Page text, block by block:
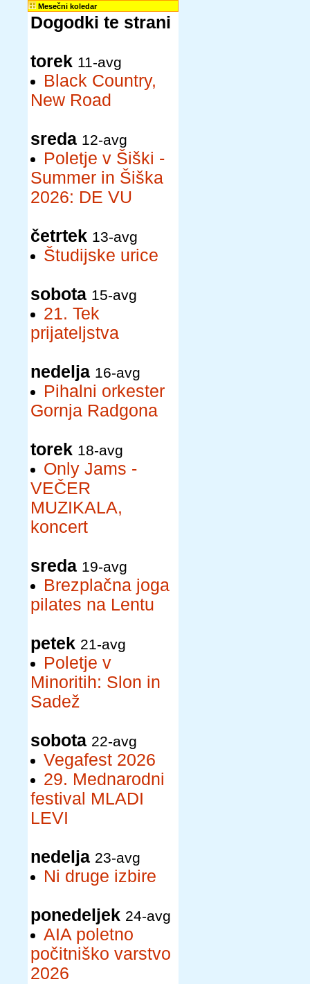
Mesečni koledar
Dogodki te strani
torek 11-avg
Black Country,
New Road
sreda 12-avg
Poletje v Šiški -
Summer in Šiška
2026: DE VU
četrtek 13-avg
Študijske urice
sobota 15-avg
21. Tek
prijateljstva
nedelja 16-avg
Pihalni orkester
Gornja Radgona
torek 18-avg
Only Jams -
VEČER
MUZIKALA,
koncert
sreda 19-avg
Brezplačna joga
pilates na Lentu
petek 21-avg
Poletje v
Minoritih: Slon in
Sadež
sobota 22-avg
Vegafest 2026
29. Mednarodni
festival MLADI
LEVI
nedelja 23-avg
Ni druge izbire
ponedeljek 24-avg
AIA poletno
počitniško varstvo
2026